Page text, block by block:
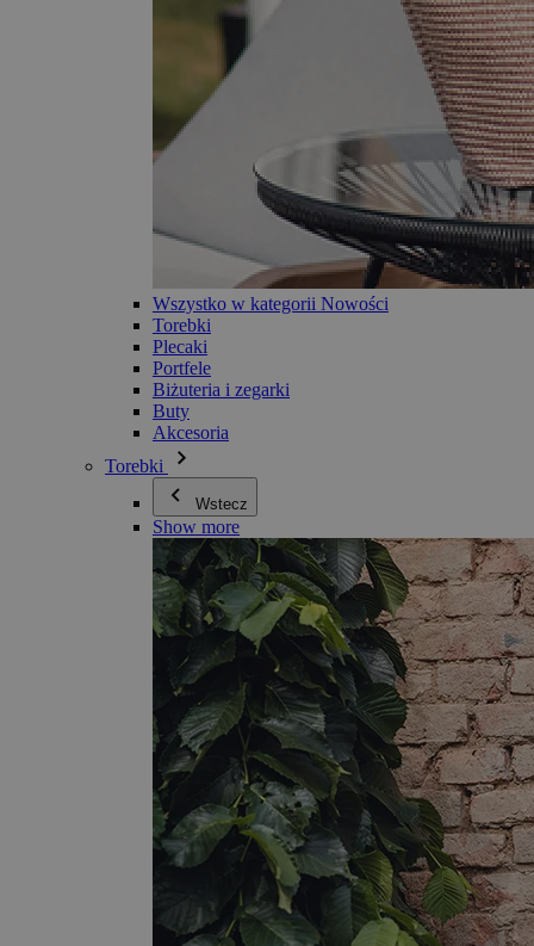
Wszystko w kategorii Nowości
Torebki
Plecaki
Portfele
Biżuteria i zegarki
Buty
Akcesoria
Torebki
Wstecz
Show more